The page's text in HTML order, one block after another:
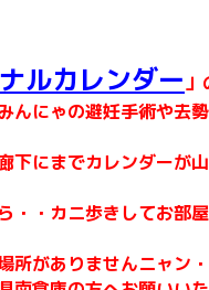
ルカレンダー」
んにゃの避妊手術や去
下にまでカレンダーが
・・カニ歩きしてお部
所がありませんニャン